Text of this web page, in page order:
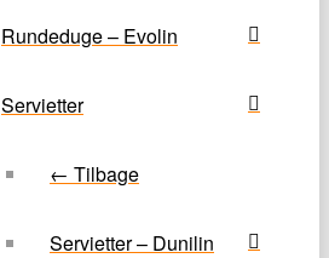
Rundeduge – Evolin
Servietter
← Tilbage
Servietter – Dunilin